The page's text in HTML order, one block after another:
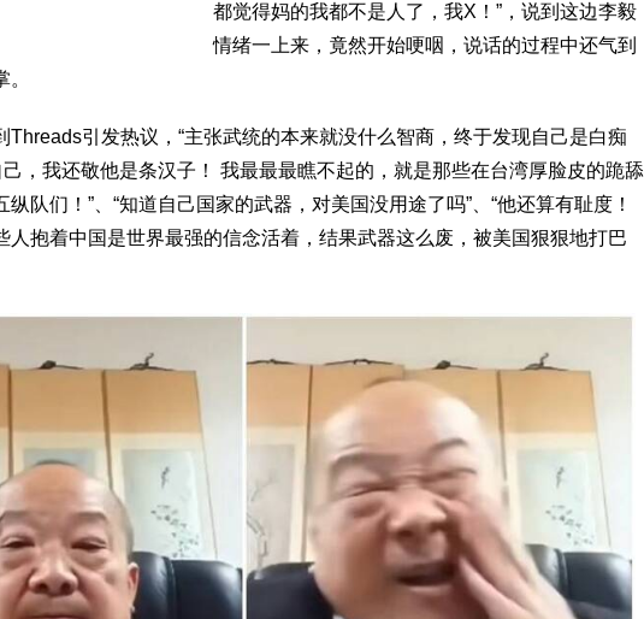
都觉得妈的我都不是人了，我X！”，说到这边李毅
情绪一上来，竟然开始哽咽，说话的过程中还气到
Threads引发热议，“主张武统的本来就没什么智商，终于发现自己是白痴
己，我还敬他是条汉子！ 我最最最瞧不起的，就是那些在台湾厚脸皮的跪舔
队们！”、“知道自己国家的武器，对美国没用途了吗”、“他还算有耻度！
人抱着中国是世界最强的信念活着，结果武器这么废，被美国狠狠地打巴